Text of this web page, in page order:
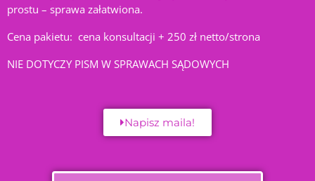
prostu – sprawa załatwiona.
Cena pakietu: cena konsultacji + 250 zł netto/strona
NIE DOTYCZY PISM W SPRAWACH SĄDOWYCH
Napisz maila!